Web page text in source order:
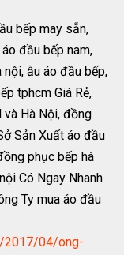
bếp may sẵn,
đầu bếp nam,
ẫu áo đầu bếp,
tphcm Giá Rẻ,
Hà Nội, đồng
Sản Xuất áo đầu
phục bếp hà
Có Ngay Nhanh
Ty mua áo đầu
2017/04/ong-